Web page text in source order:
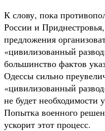
К слову, пока
России и
предложения
«цивилизованный
большинство фактов
Одессы сильно
«цивилизованный
не будет
Попытка военного
ускорит этот процесс.